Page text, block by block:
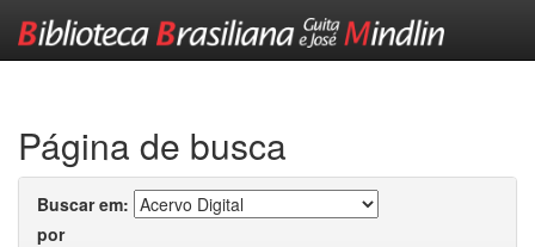
Página de busca
Buscar em:
por